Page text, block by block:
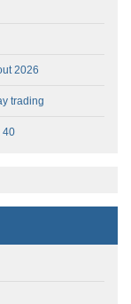
2026
trading
40